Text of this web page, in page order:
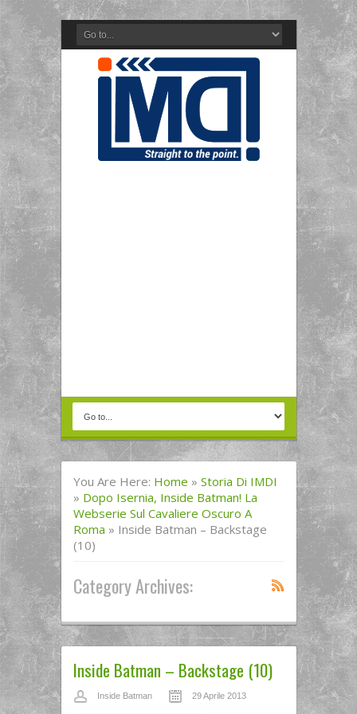
You Are Here: Home » Storia Di IMDI
» Dopo Isernia, Inside Batman! La
Webserie Sul Cavaliere Oscuro A
Roma » Inside Batman – Backstage
(10)
Category Archives:
Inside Batman – Backstage (10)
Inside Batman 29 Aprile 2013